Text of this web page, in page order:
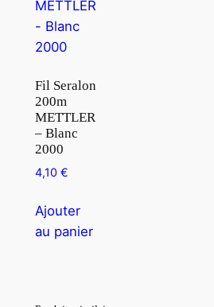
Fil Seralon
200m
METTLER
– Blanc
2000
4,10 €
Ajouter
au panier